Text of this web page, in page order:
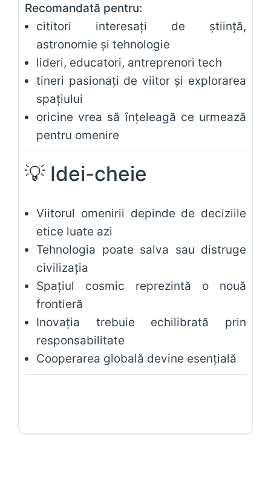
Recomandată pentru:
cititori interesați de știință,
astronomie și tehnologie
lideri, educatori, antreprenori tech
tineri pasionați de viitor și explorarea
spațiului
oricine vrea să înțeleagă ce urmează
pentru omenire
💡 Idei-cheie
Viitorul omenirii depinde de deciziile
etice luate azi
Tehnologia poate salva sau distruge
civilizația
Spațiul cosmic reprezintă o nouă
frontieră
Inovația trebuie echilibrată prin
responsabilitate
Cooperarea globală devine esențială